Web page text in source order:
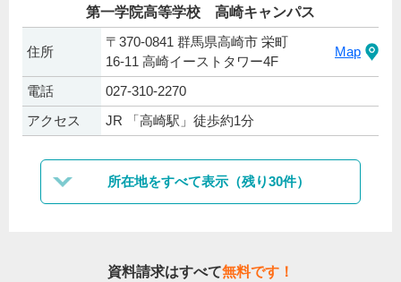
第一学院高等学校 高崎キャンパス
住所
〒370-0841 群馬県高崎市 栄町
16-11 高崎イーストタワー4F
Map
電話
027-310-2270
アクセス
JR 「高崎駅」徒歩約1分
所在地をすべて表示（残り30件）
資料請求はすべて無料です！